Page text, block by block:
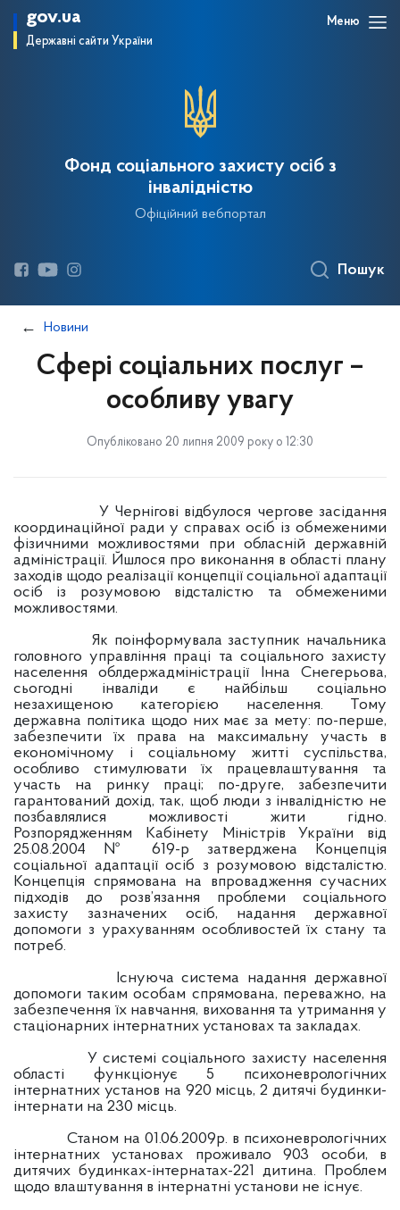
gov.ua
Державні сайти України
Меню
Фонд соціального захисту осіб з
інвалідністю
Офіційний вебпортал
Пошук
Новини
Сфері соціальних послуг –
особливу увагу
Опубліковано 20 липня 2009 року о 12:30
У Чернігові відбулося чергове засідання
координаційної ради у справах осіб із обмеженими
фізичними можливостями при обласній державній
адміністрації. Йшлося про виконання в області плану
заходів щодо реалізації концепції соціальної адаптації
осіб із розумовою відсталістю та обмеженими
можливостями.
Як поінформувала заступник начальника
головного управління праці та соціального захисту
населення облдержадміністрації Інна Снегерьова,
сьогодні інваліди є найбільш соціально
незахищеною категорією населення. Тому
державна політика щодо них має за мету: по-перше,
забезпечити їх права на максимальну участь в
економічному і соціальному житті суспільства,
особливо стимулювати їх працевлаштування та
участь на ринку праці; по-друге, забезпечити
гарантований дохід, так, щоб люди з інвалідністю не
позбавлялися можливості жити гідно.
Розпорядженням Кабінету Міністрів України від
25.08.2004 № 619-р затверджена Концепція
соціальної адаптації осіб з розумовою відсталістю.
Концепція спрямована на впровадження сучасних
підходів до розв’язання проблеми соціального
захисту зазначених осіб, надання державної
допомоги з урахуванням особливостей їх стану та
потреб.
Існуюча система надання державної
допомоги таким особам спрямована, переважно, на
забезпечення їх навчання, виховання та утримання у
стаціонарних інтернатних установах та закладах.
У системі соціального захисту населення
області функціонує 5 психоневрологічних
інтернатних установ на 920 місць, 2 дитячі будинки-
інтернати на 230 місць.
Станом на 01.06.2009р. в психоневрологічних
інтернатних установах проживало 903 особи, в
дитячих будинках-інтернатах-221 дитина. Проблем
щодо влаштування в інтернатні установи не існує.